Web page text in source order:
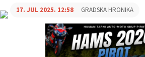
17. JUL 2025. 12:58 GRADSKA HRONIKA